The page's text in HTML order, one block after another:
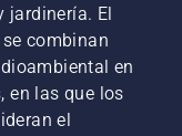
El
combinan
en
en las que los
el